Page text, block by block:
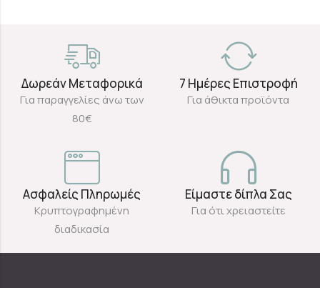
Δωρεάν Μεταφορικά
Για παραγγελίες άνω των
80€
7 Ημέρες Επιστροφή
Για άθικτα προϊόντα
Ασφαλείς Πληρωμές
Κρυπτογραφημένη
διαδικασία
Είμαστε δίπλα Σας
Για ότι χρειαστείτε